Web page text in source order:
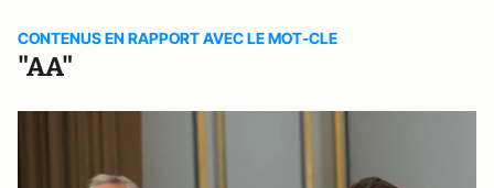
CONTENUS EN RAPPORT AVEC LE MOT-CLE
"AA"